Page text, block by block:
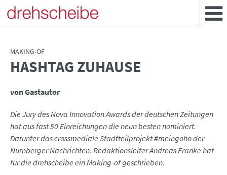
MAKING-OF
:HASHTAG ZUHAUSE
von Gastautor
Die Jury des Nova Innovation Awards der deutschen Zeitungen
hat aus fast 50 Einreichungen die neun besten nominiert.
Darunter das crossmediale Stadtteilprojekt #meingoho der
Nürnberger Nachrichten. Redaktionsleiter Andreas Franke hat
für die drehscheibe ein Making-of geschrieben.